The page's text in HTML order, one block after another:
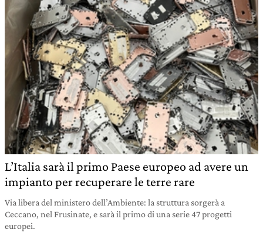
L’Italia sarà il primo Paese europeo ad avere un
impianto per recuperare le terre rare
Via libera del ministero dell’Ambiente: la struttura sorgerà a
Ceccano, nel Frusinate, e sarà il primo di una serie 47 progetti
europei.